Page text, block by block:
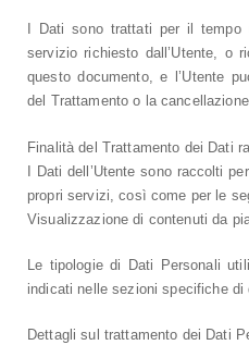
I Dati sono trattati per il tempo
servizio richiesto dall’Utente, o
questo documento, e l’Utente
del Trattamento o la
Finalità del Trattamento dei Dati
I Dati dell’Utente sono raccolti
propri servizi, così come per le
Visualizzazione di contenuti da
Le tipologie di Dati Personali
indicati nelle sezioni specifiche di
Dettagli sul trattamento dei Dati